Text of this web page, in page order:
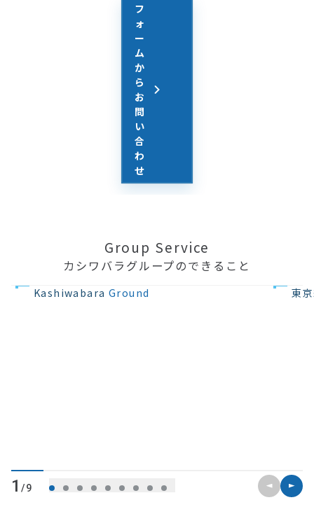
フ
ォ
ー
ム
か
ら
お
問
い
合
わ
せ
Group Service
カシワバラグループのできること
Kashiwabara Ground 東
1/9 前のスライ
次のス